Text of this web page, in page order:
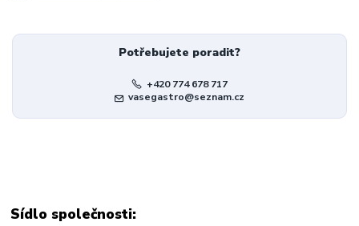
Potřebujete poradit?
+420 774 678 717
vasegastro@seznam.cz
Sídlo společnosti: